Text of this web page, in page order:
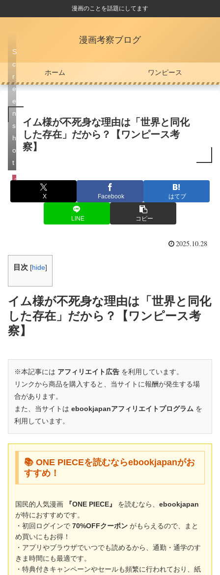
漫画のことを話題にしてます
漫画考察ブログ
ホーム ワンピース
イム様が不死身な理由は「世界と同化
した存在」だから？【ワンピース考
察】
ワンピース
S
c
r
e
e
n
s
h
o
t
X Facebook はてブ
LINE コピー
2025.10.28
目次 [hide]
イム様が不死身な理由は「世界と同化
した存在」だから？【ワンピース考
察】
※本記事には アフィリエイト広告 を利用しています。
リンクから商品を購入すると、当サイトに報酬が発生する場
合があります。
また、当サイトは ebookjapanアフィリエイトプログラム を
利用しています。
📚 ONE PIECEを読むならebookjapanがお
すすめ！
国民的人気漫画 『ONE PIECE』 を読むなら、 ebookjapan
が特におすすめです。
・初回ログインで 70%OFFクーポン がもらえるので、まと
め買いにもお得！
・アプリやブラウザでいつでも読めるから、通勤・通学のす
きま時間にも最適です。
・特典付きキャンペーンやセールも頻繁に行われており、紙